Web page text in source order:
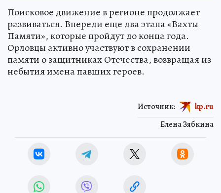
Поисковое движение в регионе продолжает
развиваться. Впереди еще два этапа «Вахты
Памяти», которые пройдут до конца года.
Орловцы активно участвуют в сохранении
памяти о защитниках Отечества, возвращая из
небытия имена павших героев.
Елена Зябкина
Источник: kp.ru